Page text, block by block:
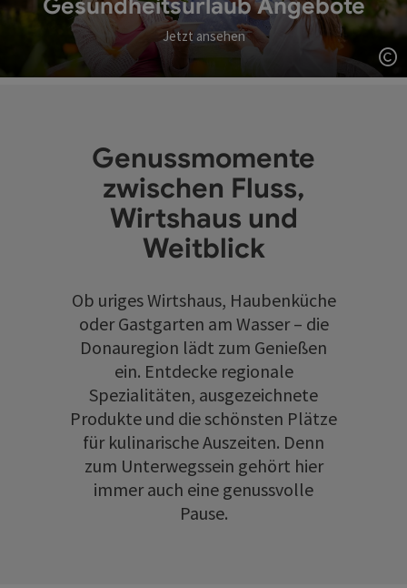
Gesundheitsurlaub Angebote
Jetzt ansehen
Genussmomente
zwischen Fluss,
Wirtshaus und
Weitblick
Ob uriges Wirtshaus, Haubenküche
oder Gastgarten am Wasser – die
Donauregion lädt zum Genießen
ein. Entdecke regionale
Spezialitäten, ausgezeichnete
Produkte und die schönsten Plätze
für kulinarische Auszeiten. Denn
zum Unterwegssein gehört hier
immer auch eine genussvolle
Pause.